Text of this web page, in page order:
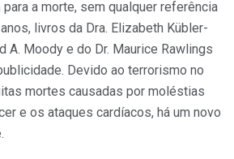
a morte, sem qualquer referência
livros da Dra. Elizabeth Kübler-
A. Moody e do Dr. Maurice Rawlings
Devido ao terrorismo no
mortes causadas por moléstias
e os ataques cardíacos, há um novo